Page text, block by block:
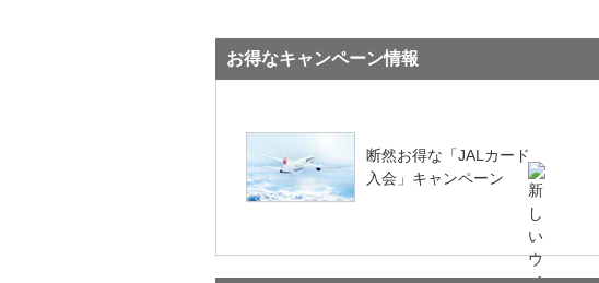
お得なキャンペーン情報
断然お得な「JALカード
入会」キャンペーン